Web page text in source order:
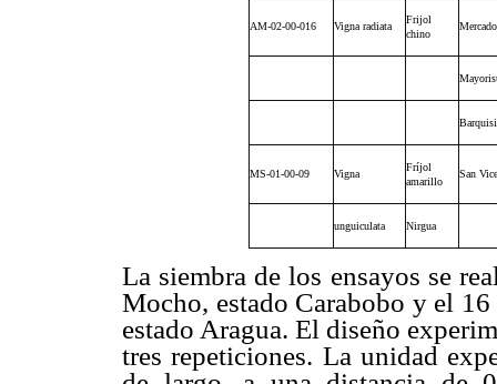
AM-02-00-016 Vigna radiata
Frijol
chino
Mercado
MS-01-00-09 Vigna
Fríjol
amarillo
San
unguiculata Nirgua
La siembra de los ensayos se
Mocho, estado Carabobo y el
estado Aragua. El diseño
tres repeticiones. La unidad